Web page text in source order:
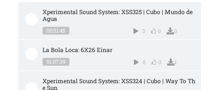
Xperimental Sound System: XSS325 | Cubo | Mundo de
Agua
00:51:45 3 0 0
La Bola Loca: 6X26 Einar
01:07:39 8 0 1
Xperimental Sound System: XSS324 | Cubo | Way To Th
e Sun